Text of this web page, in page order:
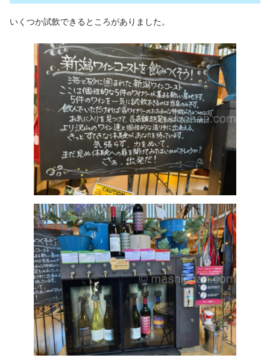
いくつか試飲できるところがありました。